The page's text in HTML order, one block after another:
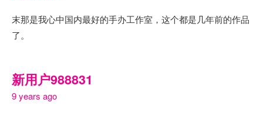
末那是我心中国内最好的手办工作室，这个都是几年前的作品
了。
新用户988831
9 years ago